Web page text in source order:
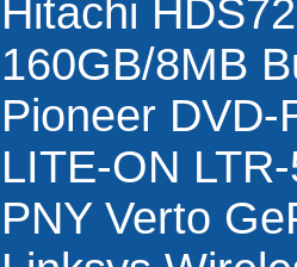
Hitachi
160GB/8MB
Pioneer DVD-
LITE-ON
PNY Verto